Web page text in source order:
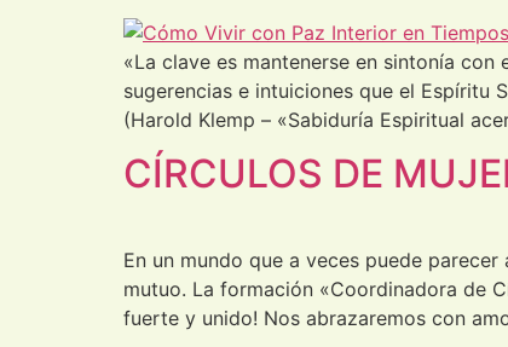
«La clave es mantenerse en sintonía
sugerencias e intuiciones que el Espíritu
(Harold Klemp – «Sabiduría Espiritual
CÍRCULOS DE
En un mundo que a veces puede
mutuo. La formación «Coordinadora de
fuerte y unido! Nos abrazaremos con